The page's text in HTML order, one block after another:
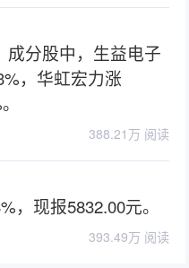
成分股中，生益电子
，华虹宏力涨
388.21万 阅读
，现报5832.00元。
393.49万 阅读